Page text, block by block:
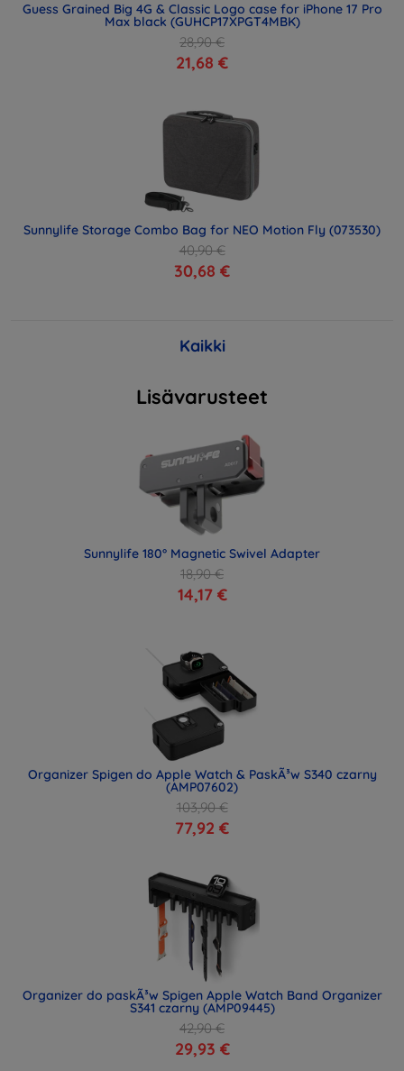
Guess Grained Big 4G & Classic Logo case for iPhone 17 Pro
Max black (GUHCP17XPGT4MBK)
28,90 €
21,68 €
Sunnylife Storage Combo Bag for NEO Motion Fly (073530)
40,90 €
30,68 €
Kaikki
Lisävarusteet
Sunnylife 180° Magnetic Swivel Adapter
18,90 €
14,17 €
Organizer Spigen do Apple Watch & PaskÃ³w S340 czarny
(AMP07602)
103,90 €
77,92 €
Organizer do paskÃ³w Spigen Apple Watch Band Organizer
S341 czarny (AMP09445)
42,90 €
29,93 €